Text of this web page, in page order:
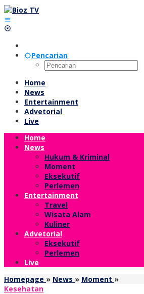
Lewati
ke
konten
Pencarian
Home
News
Entertainment
Advetorial
Live
Home
News
Hukum & Kriminal
Moment
Eksekutif
Perlemen
Entertainment
Travel
Wisata Alam
Kuliner
Advetorial
Eksekutif
Perlemen
Live
Homepage » News » Moment »Dobrak
Kesehatan